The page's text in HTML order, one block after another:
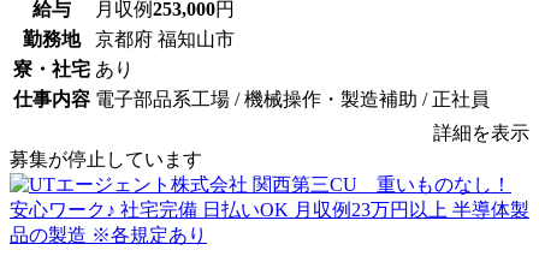
給与 月収例253,000円
勤務地
京都府 福知山市
寮・社宅 あり
仕事内容 電子部品系工場 / 機械操作・製造補助 / 正社員
詳細を表示
募集が停止しています